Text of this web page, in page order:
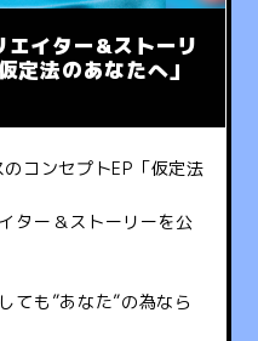
エイター&ストーリ
定法のあなたへ」
コンセプトEP「仮定法
ター＆ストーリーを公
ても”あなた”の為なら